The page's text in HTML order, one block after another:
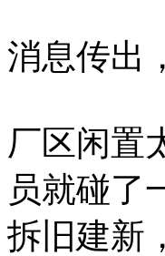
消息传出
厂区闲置
员就碰了
拆旧建新